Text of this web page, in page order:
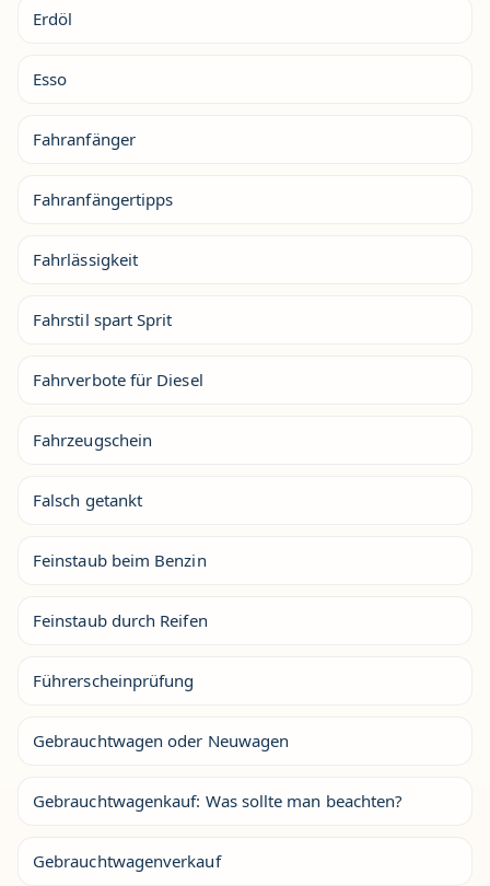
Erdöl
Esso
Fahranfänger
Fahranfängertipps
Fahrlässigkeit
Fahrstil spart Sprit
Fahrverbote für Diesel
Fahrzeugschein
Falsch getankt
Feinstaub beim Benzin
Feinstaub durch Reifen
Führerscheinprüfung
Gebrauchtwagen oder Neuwagen
Gebrauchtwagenkauf: Was sollte man beachten?
Gebrauchtwagenverkauf